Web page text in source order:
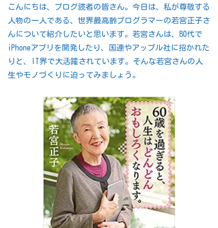
こんにちは、ブログ読者の皆さん。今日は、私が尊敬する
人物の一人である、世界最高齢プログラマーの若宮正子さ
んについて紹介したいと思います。若宮さんは、80代で
iPhoneアプリを開発したり、国連やアップル社に招かれた
りと、IT界で大活躍されています。そんな若宮さんの人
生やモノづくりに迫ってみましょう。